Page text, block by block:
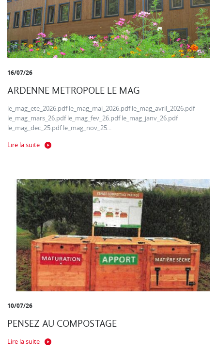
16/07/26
ARDENNE METROPOLE LE MAG
le_mag_ete_2026.pdf le_mag_mai_2026.pdf le_mag_avril_2026.pdf
le_mag_mars_26.pdf le_mag_fev_26.pdf le_mag_janv_26.pdf
le_mag_dec_25.pdf le_mag_nov_25...
Lire la suite
10/07/26
PENSEZ AU COMPOSTAGE
Lire la suite